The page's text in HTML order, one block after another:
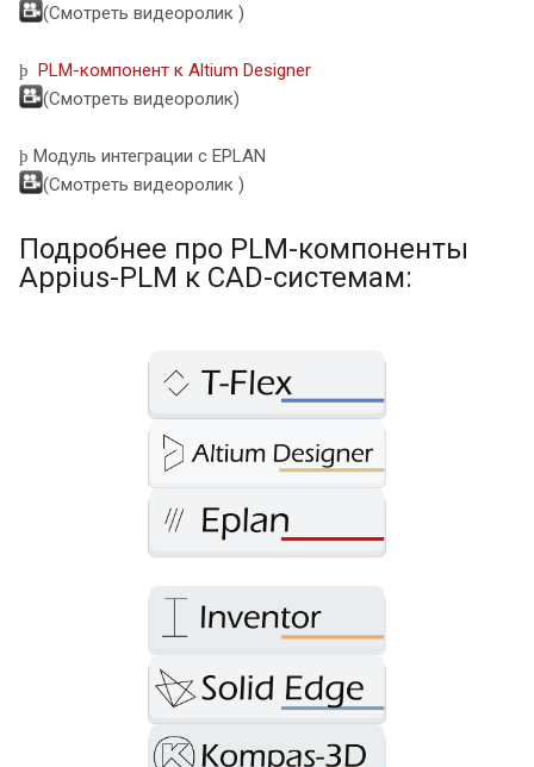
(Смотреть видеоролик )
þ PLM-компонент к Altium Designer
(Смотреть видеоролик)
þ Модуль интеграции с EPLAN
(Смотреть видеоролик )
Подробнее про PLM-компоненты
Appius-PLM к CAD-системам: